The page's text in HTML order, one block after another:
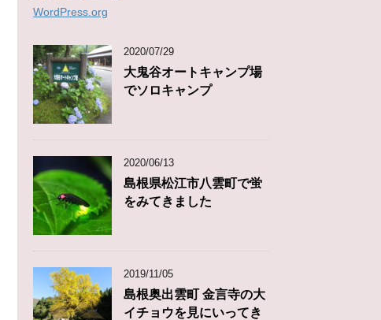
WordPress.org
2020/07/29
大鬼谷オートキャンプ場
でソロキャンプ
2020/06/13
島根県松江市八雲町で蛍
をみてきました
2019/11/05
島根奥出雲町 金言寺の大
イチョウを見にいってき